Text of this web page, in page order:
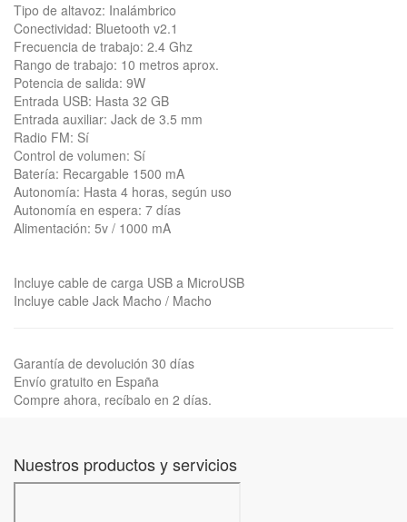
Tipo de altavoz: Inalámbrico
Conectividad: Bluetooth v2.1
Frecuencia de trabajo: 2.4 Ghz
Rango de trabajo: 10 metros aprox.
Potencia de salida: 9W
Entrada USB: Hasta 32 GB
Entrada auxiliar: Jack de 3.5 mm
Radio FM: Sí
Control de volumen: Sí
Batería: Recargable 1500 mA
Autonomía: Hasta 4 horas, según uso
Autonomía en espera: 7 días
Alimentación: 5v / 1000 mA
Incluye cable de carga USB a MicroUSB
Incluye cable Jack Macho / Macho
Garantía de devolución 30 días
Envío gratuito en España
Compre ahora, recíbalo en 2 días.
Nuestros productos y servicios